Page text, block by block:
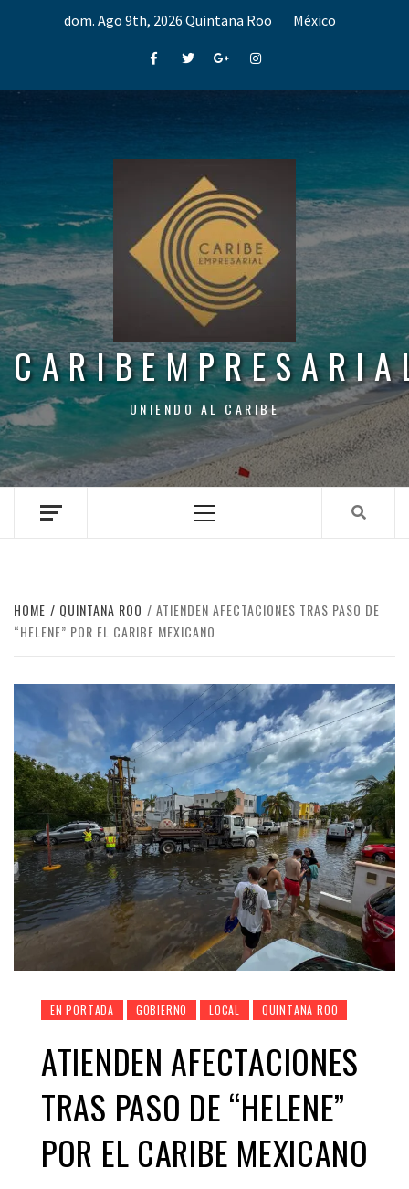
dom. Ago 9th, 2026 Quintana Roo México
FacebookTwitterGoogle+Instagram
UNIENDO AL CARIBE
Menu
HOME QUINTANA ROO
ATIENDEN AFECTACIONES TRAS PASO DE
“HELENE” POR EL CARIBE MEXICANO
EN PORTADA GOBIERNO LOCAL QUINTANA ROO
ATIENDEN AFECTACIONES
TRAS PASO DE “HELENE”
POR EL CARIBE MEXICANO